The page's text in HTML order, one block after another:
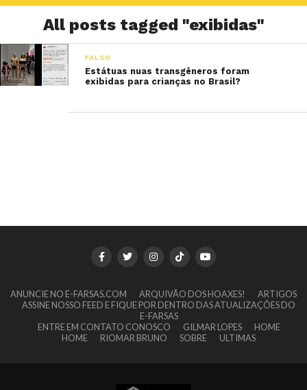
All posts tagged "exibidas"
FALSO
Estátuas nuas transgêneros foram
exibidas para crianças no Brasil?
ANUNCIE NO E-FARSAS.COM ARQUIVÃO DOS HOAXES!
ARTIGOS
ASSINE NOSSO FEED E FIQUE POR DENTRO DAS ATUALIZAÇÕES DO
E-FARSAS
ENTRE EM CONTATO CONOSCO
GILMAR LOPES
HOME
HOME
RIOMAR BRUNO SOBRE ULTIMAS